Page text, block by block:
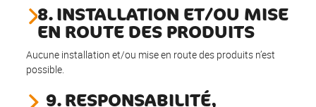
8. INSTALLATION ET/OU MISE
EN ROUTE DES PRODUITS
Aucune installation et/ou mise en route des produits n’est
possible.
9. RESPONSABILITÉ,